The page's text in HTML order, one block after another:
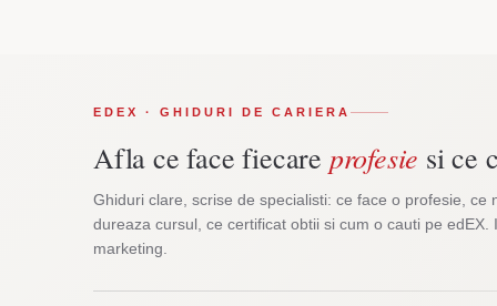
EDEX · GHIDURI DE CARIERA
Afla ce face fiecare profesie si ce
Ghiduri clare, scrise de specialisti: ce face o profesie, ce
dureaza cursul, ce certificat obtii si cum o cauti pe edEX.
marketing.